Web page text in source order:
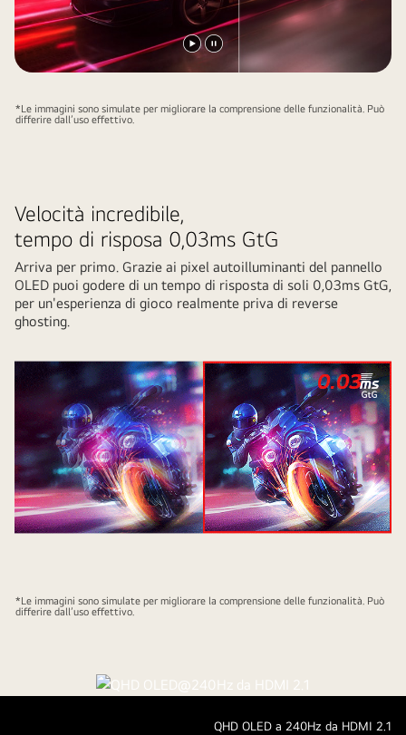
videovideo
*Le immagini sono simulate per migliorare la comprensione delle funzionalità. Può
differire dall’uso effettivo.
Velocità incredibile,
tempo di risposa 0,03ms GtG
Arriva per primo. Grazie ai pixel autoilluminanti del pannello
OLED puoi godere di un tempo di risposta di soli 0,03ms GtG,
per un'esperienza di gioco realmente priva di reverse
ghosting.
*Le immagini sono simulate per migliorare la comprensione delle funzionalità. Può
differire dall’uso effettivo.
QHD OLED a 240Hz da HDMI 2.1